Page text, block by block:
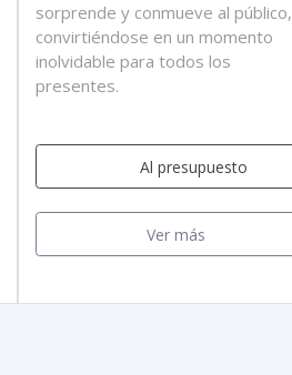
sorprende y conmueve al público,
convirtiéndose en un momento
inolvidable para todos los
presentes.
Al presupuesto
Ver más